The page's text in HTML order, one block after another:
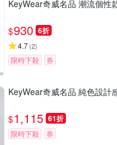
KeyWear奇威名品 潮流個性
$930 6折
4.7(2)
限時下殺 券
KeyWear奇威名品 純色設計
$1,115 61折
限時下殺 券